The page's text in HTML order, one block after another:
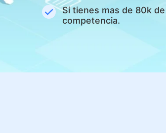
Si tienes mas de 80k
competencia.